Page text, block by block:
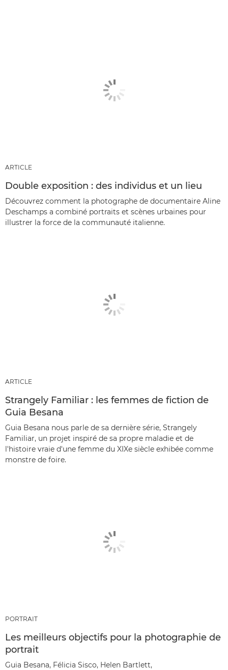
ARTICLE
Double exposition : des individus et un lieu
Découvrez comment la photographe de documentaire Aline
Deschamps a combiné portraits et scènes urbaines pour
illustrer la force de la communauté italienne.
ARTICLE
Strangely Familiar : les femmes de fiction de
Guia Besana
Guia Besana nous parle de sa dernière série, Strangely
Familiar, un projet inspiré de sa propre maladie et de
l'histoire vraie d'une femme du XIXe siècle exhibée comme
monstre de foire.
PORTRAIT
Les meilleurs objectifs pour la photographie de
portrait
Guia Besana, Félicia Sisco, Helen Bartlett,